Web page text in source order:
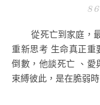
8
從死亡到家庭，最後14堂星期二的課 第4～5堂課帶我們
重新思考 生命真正重
倒數，他談死亡 、愛
束縛彼此，是在脆弱